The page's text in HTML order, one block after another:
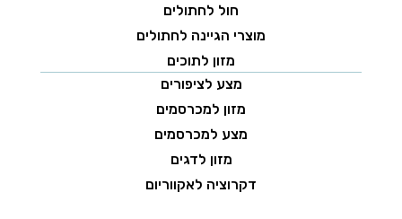
חול לחתולים
מוצרי הגיינה לחתולים
מזון לתוכים
מצע לציפורים
מזון למכרסמים
מצע למכרסמים
מזון לדגים
דקרוציה לאקווריום